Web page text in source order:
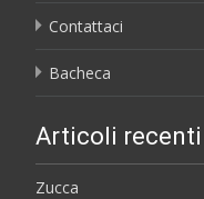
Contattaci
Bacheca
Articoli recenti
Zucca